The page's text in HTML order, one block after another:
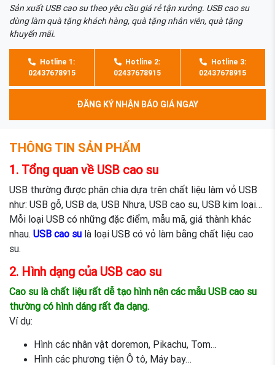
Sản xuất USB cao su theo yêu cầu giá rẻ tận xưởng. USB cao su
dùng làm quà tặng khách hàng, quà tặng nhân viên, quà tặng
khuyến mãi.
Hotline 1:
02437678915
Hotline 2:
02437678915
Hotline 3:
02437678915
ĐĂNG KÝ NHẬN BÁO GIÁ NGAY
THÔNG TIN SẢN PHẨM
1. Tổng quan về USB cao su
USB thường được phân chia dựa trên chất liệu làm vỏ USB
như: USB gỗ, USB da, USB Nhựa, USB cao su, USB kim loại…
Mỗi loại USB có những đặc điểm, mẫu mã, giá thành khác
nhau. USB cao su là loại USB có vỏ làm bằng chất liệu cao
su.
2. Hình dạng của USB cao su
Cao su là chất liệu rất dễ tạo hình nên các mẫu USB cao su
thường có hình dáng rất đa dạng.
Ví dụ:
Hình các nhân vật doremon, Pikachu, Tom…
Hình các phương tiện Ô tô, Máy bay…